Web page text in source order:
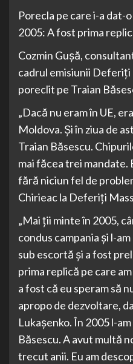
Porecla pe care i-a dat-
2005: A fost prima
Cozmin Guşă,
cadrul emisiunii Deferiţi
poreclit pe Traian
„Dacă nu eram în UE,
Moldova. Şi în ziua de
Traian Băsescu.
mai făcea trei mandate.
fără niciun fel de
Chirieac la Deferiţi
„Mai ţii minte în 2005,
condus campania şi l-
sub escortă şi a fost
prima replică pe care
a fost că eu speram să
apropo de dezvoltare,
Lukaşenko. În 2005 l-
Băsescu. A avut multă
trecut anii. Eu am